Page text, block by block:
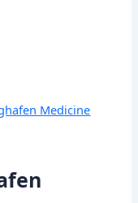
Medicine